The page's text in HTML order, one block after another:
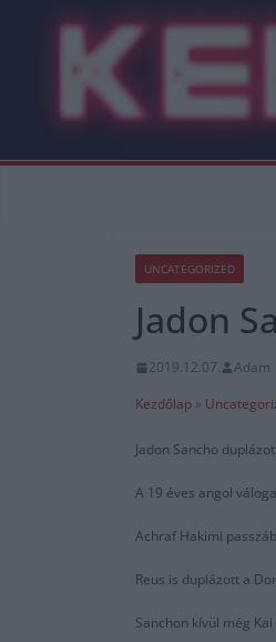
UNCATEGORIZED
Jadon
2019.12.07.
Adam
Kezdőlap »
Jadon Sancho
A 19 éves angol
Achraf Hakimi
Reus is duplázott a
Sanchon kívül még